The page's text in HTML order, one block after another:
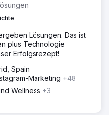
Lösungen. Das ist
plus Technologie
Erfolgsrezept!
Spain
Marketing +48
Wellness +3